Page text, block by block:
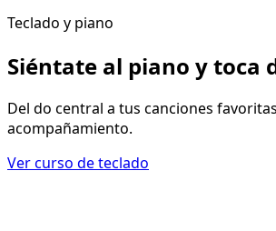
Teclado y piano
Siéntate al piano ytoca
Del do central a tus canciones
acompañamiento.
Ver curso de teclado